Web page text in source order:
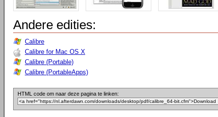
Andere edities:
Calibre
Calibre for Mac OS X
Calibre (Portable)
Calibre (PortableApps)
HTML code om naar deze pagina te linken: